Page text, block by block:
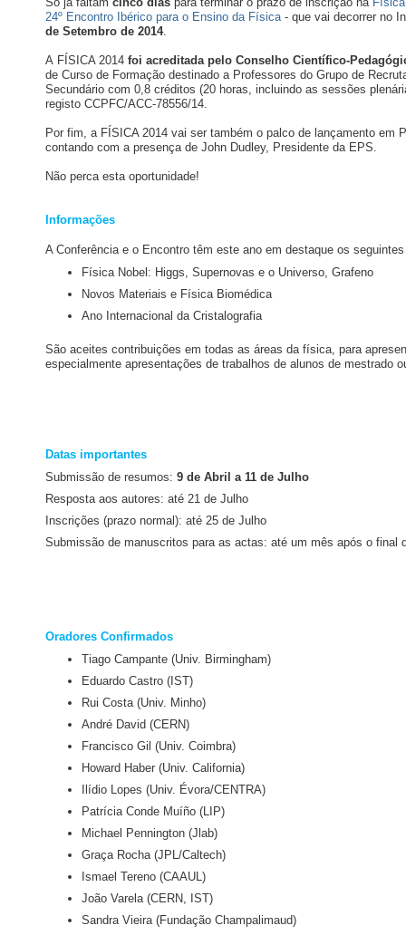
24º Encontro Ibérico para o Ensino da Física- que vai decorrer no
de Setembro de 2014.
A FÍSICA 2014 foi acreditada pelo Conselho Científico-
de Curso de Formação destinado a Professores do Grupo de
Secundário com 0,8 créditos (20 horas, incluindo as sessões
registo CCPFC/ACC-78556/14.
Por fim, a FÍSICA 2014 vai ser também o palco de lançamento em
contando com a presença de John Dudley, Presidente da EPS.
Não perca esta oportunidade!
Informações
A Conferência e o Encontro têm este ano em destaque os
Física Nobel: Higgs, Supernovas e o Universo, Grafeno
Novos Materiais e Física Biomédica
Ano Internacional da Cristalografia
São aceites contribuições em todas as áreas da física, para
especialmente apresentações de trabalhos de alunos de mestrado
Datas importantes
Submissão de resumos: 9 de Abril a 11 de Julho
Resposta aos autores: até 21 de Julho
Inscrições (prazo normal): até 25 de Julho
Submissão de manuscritos para as actas: até um mês após o final
Oradores Confirmados
Tiago Campante (Univ. Birmingham)
Eduardo Castro (IST)
Rui Costa (Univ. Minho)
André David (CERN)
Francisco Gil (Univ. Coimbra)
Howard Haber (Univ. California)
Ilídio Lopes (Univ. Évora/CENTRA)
Patrícia Conde Muíño (LIP)
Michael Pennington (Jlab)
Graça Rocha (JPL/Caltech)
Ismael Tereno (CAAUL)
João Varela (CERN, IST)
Sandra Vieira (Fundação Champalimaud)